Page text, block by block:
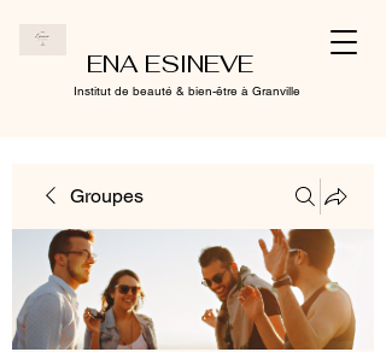
ENA ESINEVE
Institut de beauté & bien-être à Granville
Groupes